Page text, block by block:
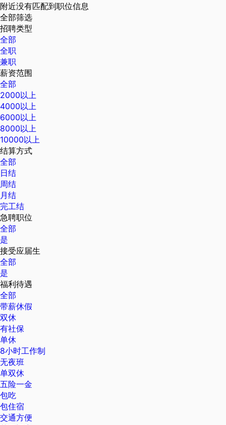
附近没有匹配到职位信息
全部筛选
招聘类型
全部
全职
兼职
薪资范围
全部
2000以上
4000以上
6000以上
8000以上
10000以上
结算方式
全部
日结
周结
月结
完工结
急聘职位
全部
是
接受应届生
全部
是
福利待遇
全部
带薪休假
双休
有社保
单休
8小时工作制
无夜班
单双休
五险一金
包吃
包住宿
交通方便